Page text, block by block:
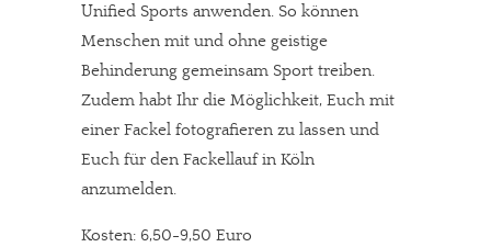
Unified Sports anwenden. So können
Menschen mit und ohne geistige
Behinderung gemeinsam Sport treiben.
Zudem habt Ihr die Möglichkeit, Euch mit
einer Fackel fotografieren zu lassen und
Euch für den Fackellauf in Köln
anzumelden.
Kosten: 6,50-9,50 Euro